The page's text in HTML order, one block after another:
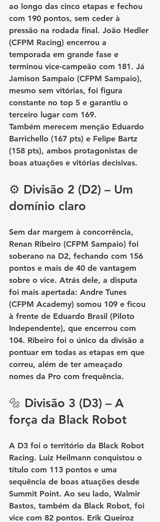
ao longo das cinco etapas e fechou
com 190 pontos, sem ceder à
pressão na rodada final. João Hedler
(CFPM Racing) encerrou a
temporada em grande fase e
terminou vice-campeão com 181. Já
Jamison Sampaio (CFPM Sampaio),
mesmo sem vitórias, foi figura
constante no top 5 e garantiu o
terceiro lugar com 169.
Também merecem menção Eduardo
Barrichello (167 pts) e Felipe Bartz
(158 pts), ambos protagonistas de
boas atuações e vitórias decisivas.
⚙️ Divisão 2 (D2) – Um
domínio claro
Sem dar margem à concorrência,
Renan Ribeiro (CFPM Sampaio) foi
soberano na D2, fechando com 156
pontos e mais de 40 de vantagem
sobre o vice. Atrás dele, a disputa
foi mais apertada: Andre Tunes
(CFPM Academy) somou 109 e ficou
à frente de Eduardo Brasil (Piloto
Independente), que encerrou com
104. Ribeiro foi o único da divisão a
pontuar em todas as etapas em que
correu, além de ter ameaçado
nomes da Pro com frequência.
🔩 Divisão 3 (D3) – A
força da Black Robot
A D3 foi o território da Black Robot
Racing. Luiz Heilmann conquistou o
título com 113 pontos e uma
sequência de boas atuações desde
Summit Point. Ao seu lado, Walmir
Bastos, também da Black Robot, foi
vice com 82 pontos. Erik Queiroz